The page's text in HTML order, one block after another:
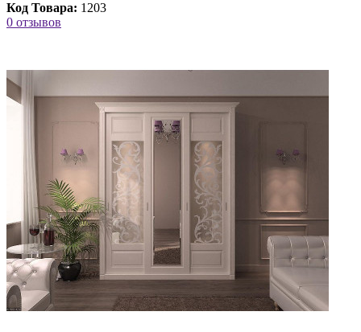
Код Товара: 1203
0 отзывов